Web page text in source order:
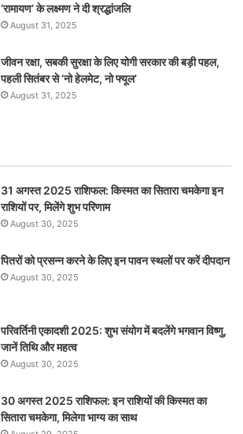
‘रामायण’ के लक्ष्मण ने दी श्रद्धांजलि
August 31, 2025
जीवन रक्षा, सबकी सुरक्षा के लिए योगी सरकार की बड़ी पहल,
पहली सितंबर से ‘नो हेलमेट, नो फ्यूल’
August 31, 2025
31 अगस्त 2025 राशिफल: किस्मत का सितारा चमकेगा इन
राशियों पर, मिलेंगे शुभ परिणाम
August 30, 2025
पितरों को प्रसन्न करने के लिए इन पावन स्थलों पर करें दीपदान
August 30, 2025
परिवर्तिनी एकादशी 2025: शुभ संयोग में बदलेंगे भगवान विष्णु,
जानें तिथि और महत्व
August 30, 2025
30 अगस्त 2025 राशिफल: इन राशियों की किस्मत का
सितारा चमकेगा, मिलेगा भाग्य का साथ